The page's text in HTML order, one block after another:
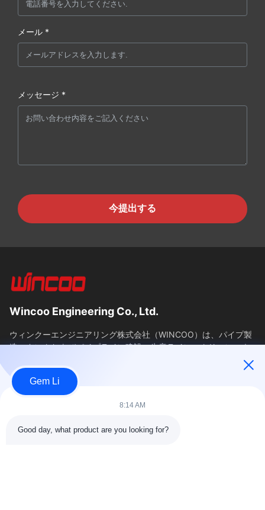
メール *
メッセージ *
今提出する
Wincoo Engineering Co., Ltd.
ウィンクーエンジニアリング株式会社（WINCOO）は、パイプ製
造、タンクおよびパイプライン建設、生産ライン、クリーンエネ
ルギープロジェクトのクライアント向けに、カスタマイズされた
ソリューションと機器を提供することに特化しています。当社
は、工具、機械、特殊商品の迅速な供給を保証し、中国における
調...
ホーム
製品
Gem Li
8:14 AM
Good day, what product are you looking for?